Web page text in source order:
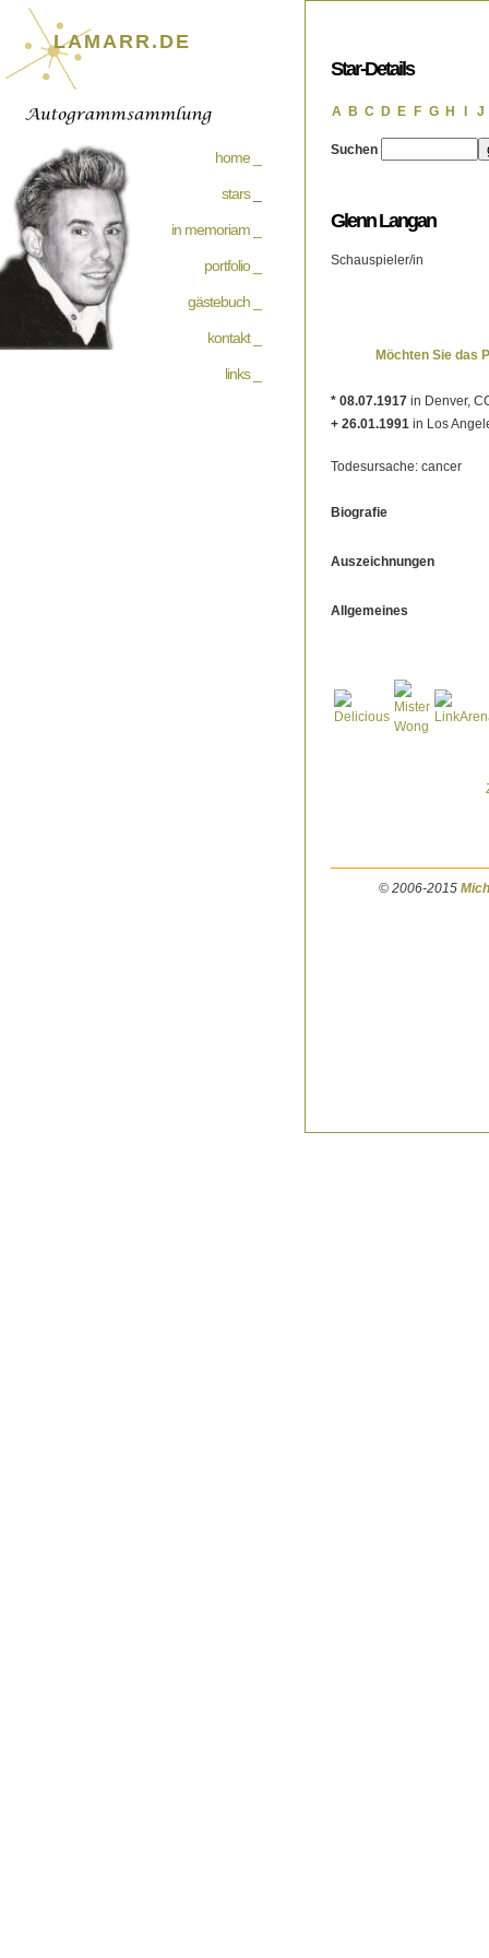
LAMARR.DE
home _
stars_
in memoriam _
portfolio _
gästebuch _
kontakt _
links _
Star-Details
A B C D E F G H J
Suchen
Glenn Langan
Schauspieler/in
Möchten Sie das
* 08.07.1917 in Denver,
+ 26.01.1991 in Los
Todesursache: cancer
Biografie
Auszeichnungen
Allgemeines
© 2006-2015